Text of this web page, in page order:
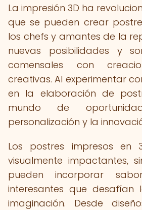
La impresión 3D ha
que se pueden crear
los chefs y amantes de la
nuevas posibilidades y
comensales con
creativas. Al experimentar
en la elaboración de
mundo de
personalización y la
Los postres impresos en
visualmente impactantes,
pueden incorporar
interesantes que desafían
imaginación. Desde